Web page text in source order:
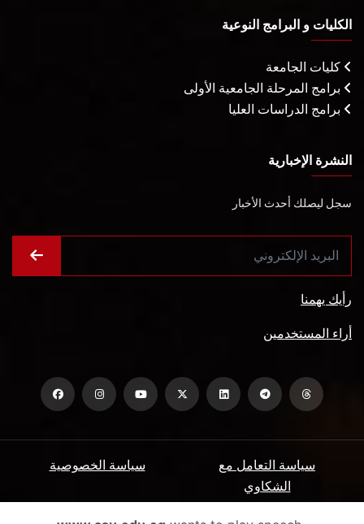
الكليات و البرامج النوعية
كليات الجامعة
برامج المرحلة الجامعية الأولى
برامج الدراسات العليا
النشرة الإخبارية
سجل ليصلك أحدث الأخبار
رأيك يهمنا
أراء المستخدمين
سياسة الخصوصية
سياسة التعامل مع
الشكاوي
الأسئلة الشائعة ميثاق المتعاملين